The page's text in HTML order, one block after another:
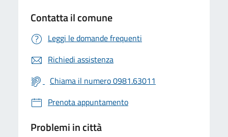
Contatta il comune
Leggi le domande frequenti
Richiedi assistenza
Chiama il numero 0981.63011
Prenota appuntamento
Problemi in città